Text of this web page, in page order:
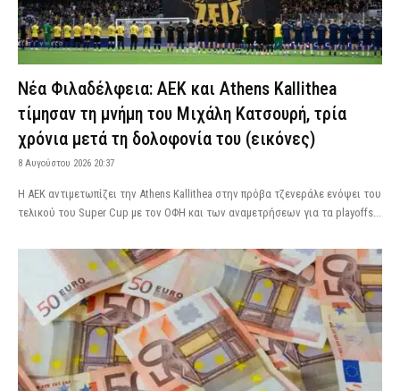
Νέα Φιλαδέλφεια: ΑΕΚ και Athens Kallithea
τίμησαν τη μνήμη του Μιχάλη Κατσουρή, τρία
χρόνια μετά τη δολοφονία του (εικόνες)
8 Αυγούστου 2026 20:37
Η ΑΕΚ αντιμετωπίζει την Athens Kallithea στην πρόβα τζενεράλε ενόψει του
τελικού του Super Cup με τον ΟΦΗ και των αναμετρήσεων για τα playoffs...